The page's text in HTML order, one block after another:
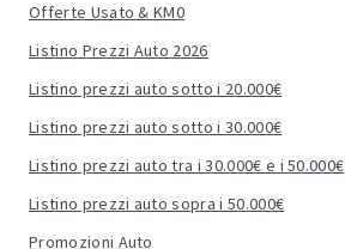
Offerte Usato & KM0
Listino Prezzi Auto 2026
Listino prezzi auto sotto i 20.000€
Listino prezzi auto sotto i 30.000€
Listino prezzi auto tra i 30.000€ e i 50.000€
Listino prezzi auto sopra i 50.000€
Promozioni Auto